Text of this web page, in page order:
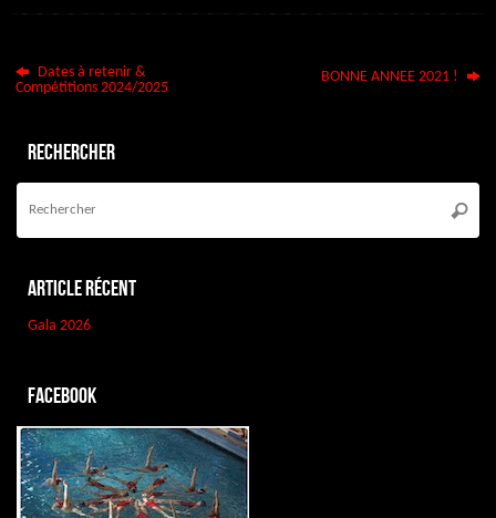
Dates à retenir &
Compétitions 2024/2025
BONNE ANNEE 2021 !
Rechercher
Article récent
Gala 2026
Facebook